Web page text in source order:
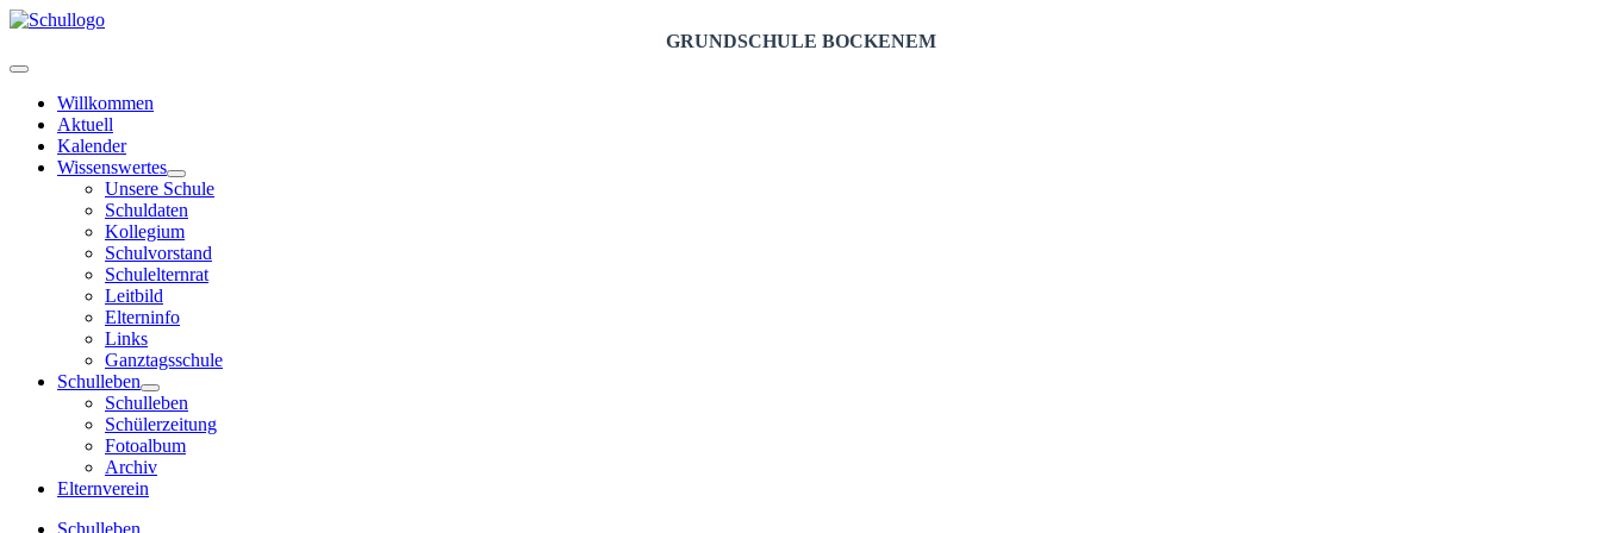
GRUNDSCHULE BOCKENEM
Willkommen
Aktuell
Kalender
Wissenswertes
Unsere Schule
Schuldaten
Kollegium
Schulvorstand
Schulelternrat
Leitbild
Elterninfo
Links
Ganztagsschule
Schulleben
Schulleben
Schülerzeitung
Fotoalbum
Archiv
Elternverein
Schulleben